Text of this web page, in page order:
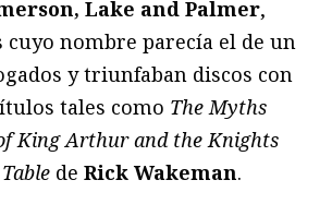
Lake and Palmer,
cuyo nombre parecía el de un
y triunfaban discos con
tales como The Myths
King Arthur and the Knights
de Rick Wakeman.